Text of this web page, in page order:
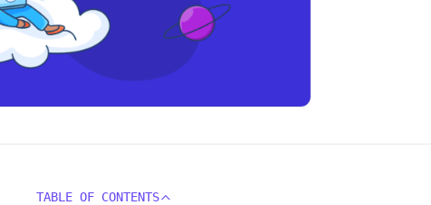
TABLE OF CONTENTS